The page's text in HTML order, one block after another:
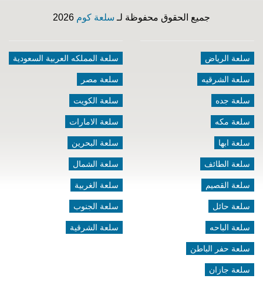
جميع الحقوق محفوظة لـ سلعة كوم
سلعة الرياض
سلعة الشرقيه
سلعة جده
سلعة مكه
سلعة ابها
سلعة الطائف
سلعة القصيم
سلعة حائل
سلعة الباحه
سلعة حفر الباطن
سلعة جازان
سلعة المملكه العربية السعودية
سلعة مصر
سلعة الكويت
سلعة الامارات
سلعة البحرين
سلعة الشمال
سلعة الغربية
سلعة الجنوب
سلعة الشرقية